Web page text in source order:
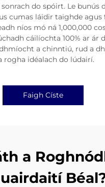
do spóirt. Le bunús
cumas láidir taighde agus
níos mó ná 1,000,000
cáilíochta 100% ar ár
a chinntiú, rud a
rogha idéalach do lúdairí.
Faigh Císte
a